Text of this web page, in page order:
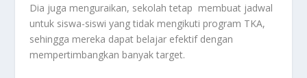
Dia juga menguraikan, sekolah tetap membuat jadwal
untuk siswa-siswi yang tidak mengikuti program TKA,
sehingga mereka dapat belajar efektif dengan
mempertimbangkan banyak target.